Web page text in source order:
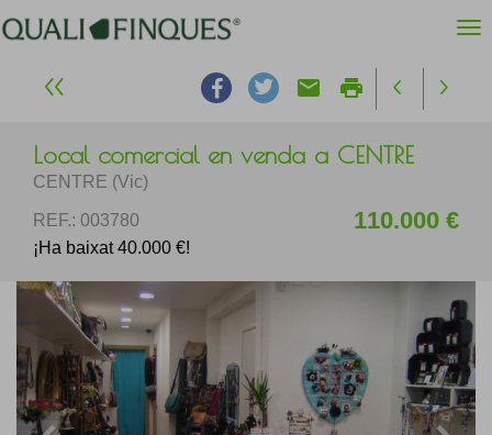
email print
Local comercial en venda a CENTRE
CENTRE (Vic)
REF.: 003780 110.000 €
¡Ha baixat 40.000 €!